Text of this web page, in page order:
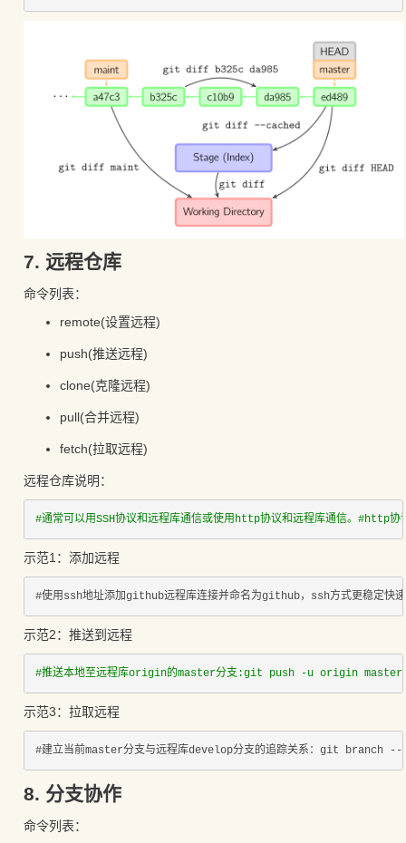
7. 远程仓库
命令列表：
remote(设置远程)
push(推送远程)
clone(克隆远程)
pull(合并远程)
fetch(拉取远程)
远程仓库说明：
#通常可以用SSH协议和远程库通信或使用http协议和远程库通信。#http
示范1：添加远程
#使用ssh地址添加github远程库连接并命名为github，ssh方式更稳定
示范2：推送到远程
#推送本地至远程库origin的master分支:git push -u origin
示范3：拉取远程
#建立当前master分支与远程库develop分支的追踪关系：git branch --
8. 分支协作
命令列表：